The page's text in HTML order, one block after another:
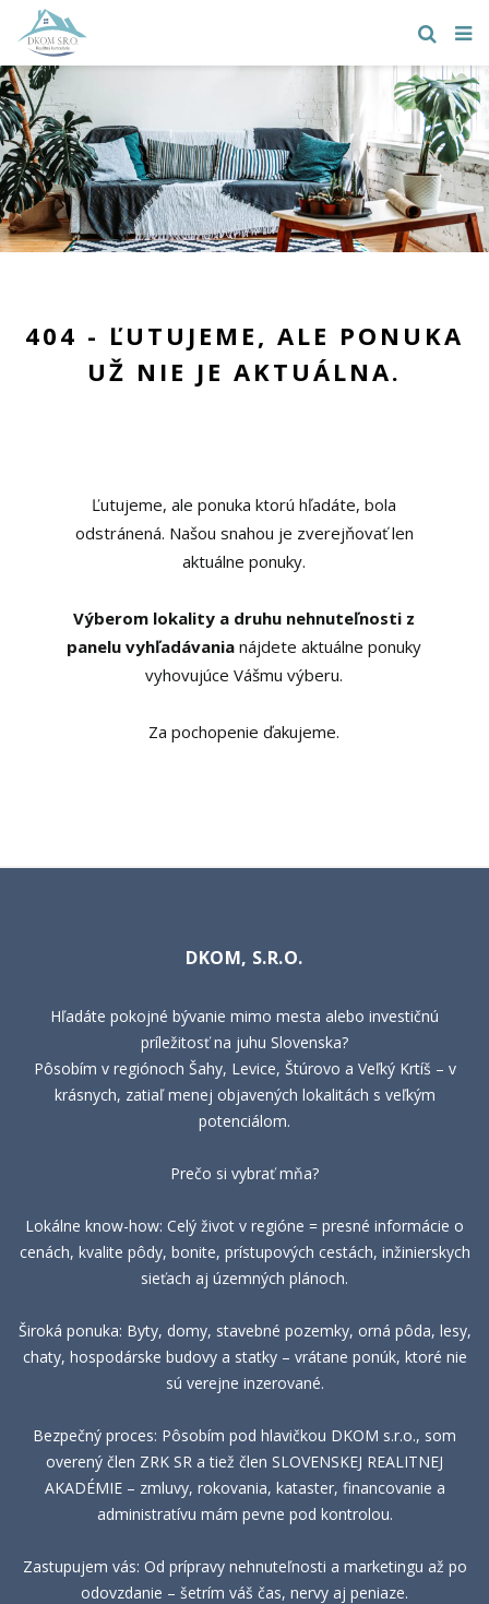
404 - ĽUTUJEME, ALE PONUKA
UŽ NIE JE AKTUÁLNA.
Ľutujeme, ale ponuka ktorú hľadáte, bola
odstránená. Našou snahou je zverejňovať len
aktuálne ponuky.
Výberom lokality a druhu nehnuteľnosti z
panelu vyhľadávania nájdete aktuálne ponuky
vyhovujúce Vášmu výberu.
Za pochopenie ďakujeme.
DKOM, S.R.O.
Hľadáte pokojné bývanie mimo mesta alebo investičnú
príležitosť na juhu Slovenska?
Pôsobím v regiónoch Šahy, Levice, Štúrovo a Veľký Krtíš – v
krásnych, zatiaľ menej objavených lokalitách s veľkým
potenciálom.
Prečo si vybrať mňa?
Lokálne know-how: Celý život v regióne = presné informácie o
cenách, kvalite pôdy, bonite, prístupových cestách, inžinierskych
sieťach aj územných plánoch.
Široká ponuka: Byty, domy, stavebné pozemky, orná pôda, lesy,
chaty, hospodárske budovy a statky – vrátane ponúk, ktoré nie
sú verejne inzerované.
Bezpečný proces: Pôsobím pod hlavičkou DKOM s.r.o., som
overený člen ZRK SR a tiež člen SLOVENSKEJ REALITNEJ
AKADÉMIE – zmluvy, rokovania, kataster, financovanie a
administratívu mám pevne pod kontrolou.
Zastupujem vás: Od prípravy nehnuteľnosti a marketingu až po
odovzdanie – šetrím váš čas, nervy aj peniaze.